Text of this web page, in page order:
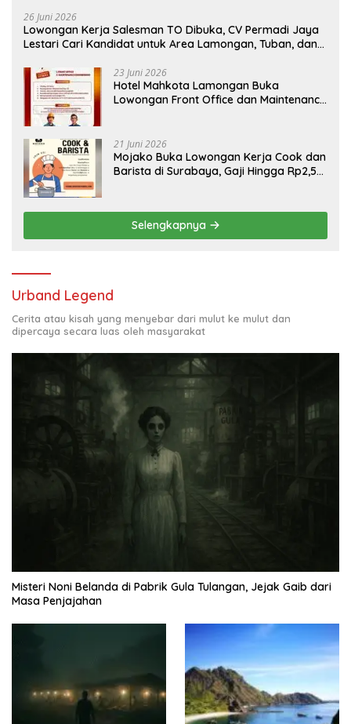
26 Juni 2026
Lowongan Kerja Salesman TO Dibuka, CV Permadi Jaya
Lestari Cari Kandidat untuk Area Lamongan, Tuban, dan
23 Juni 2026
Hotel Mahkota Lamongan Buka
Lowongan Front Office dan Maintenance
21 Juni 2026
Mojako Buka Lowongan Kerja Cook dan
Barista di Surabaya, Gaji Hingga Rp2,5
Selengkapnya
Urband Legend
Cerita atau kisah yang menyebar dari mulut ke mulut dan
dipercaya secara luas oleh masyarakat
Misteri Noni Belanda di Pabrik Gula Tulangan, Jejak Gaib dari
Masa Penjajahan